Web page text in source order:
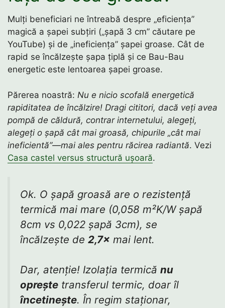
Mulți beneficiari ne întreabă despre „eficiența”
magică a șapei subțiri („șapă 3 cm” căutare pe
YouTube) și de „ineficiența” șapei groase. Cât de
rapid se încălzește șapa țiplă și ce Bau-Bau
energetic este lentoarea șapei groase.
Părerea noastră: Nu e nicio scofală energetică
rapiditatea de încălzire! Dragi cititori, dacă veți avea
pompă de căldură, contrar internetului, alegeți,
alegeți o șapă cât mai groasă, chipurile „cât mai
ineficientă”—mai ales pentru răcirea radiantă. Vezi
Casa castel versus structură ușoară.
Ok. O șapă groasă are o rezistență
termică mai mare (0,058 m²K/W șapă
8cm vs 0,022 șapă 3cm), se
încălzește de 2,7× mai lent.
Dar, atenție! Izolația termică nu
oprește transferul termic, doar îl
încetinește. În regim staționar,